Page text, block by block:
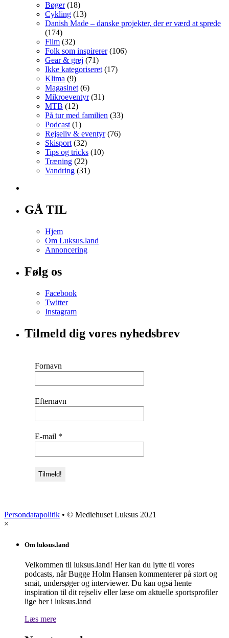
Bøger(18)
Cykling (13)
Danish Made – danske projekter, der er værd at sprede
(174)
Film (32)
Folk som inspirerer(106)
Gear & grej (71)
Ikke kategoriseret (17)
Klima (9)
Magasinet (6)
Mikroeventyr(31)
MTB (12)
På tur med familien (33)
Podcast (1)
Rejseliv & eventyr(76)
Skisport (32)
Tips og tricks (10)
Træning (22)
Vandring (31)
GÅ TIL
Hjem
Om Luksus.land
Annoncering
Følg os
Facebook
Twitter
Instagram
Tilmeld dig vores nyhedsbrev
Fornavn
Efternavn
E-mail *
Persondatapolitik • © Mediehuset Luksus 2021
×
Om luksus.land
Velkommen til luksus.land! Her kan du lytte til vores
podcasts, når Bugge Holm Hansen kommenterer på stort og
småt, undersøger og interviewer. Du kan også hente
inspiration til dit rejseliv eller læse om aktuelle sportsprofiler
lige her i luksus.land
Læs mere